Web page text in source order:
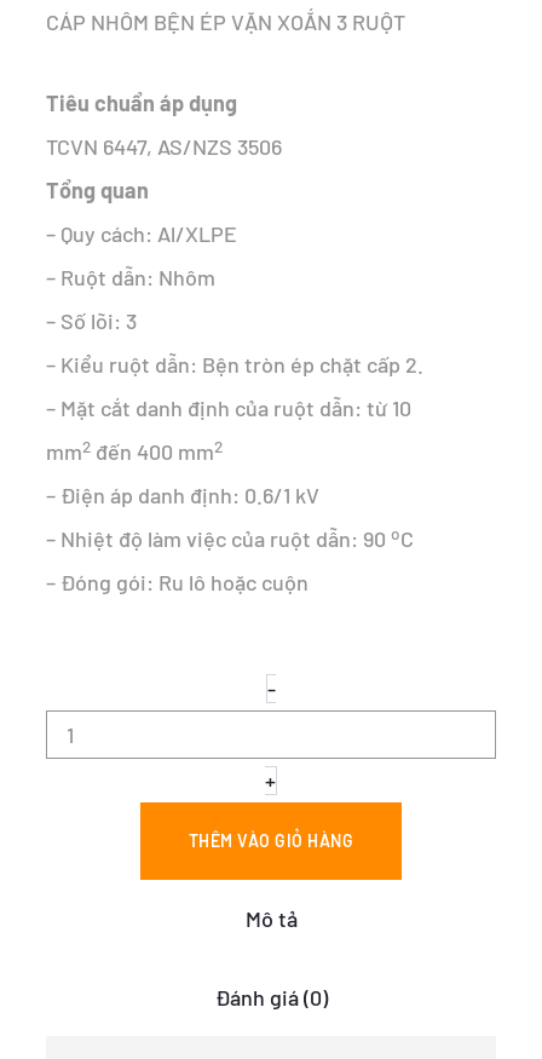
90.627 ₫.là:
CÁP NHÔM BỆN ÉP VẶN XOẮN 3 RUỘT
Tiêu chuẩn áp dụng
TCVN 6447, AS/NZS 3506
Tổng quan
– Quy cách: Al/XLPE
– Ruột dẫn: Nhôm
– Số lõi: 3
– Kiểu ruột dẫn: Bện tròn ép chặt cấp 2.
– Mặt cắt danh định của ruột dẫn: từ 10
mm2 đến 400 mm2
– Điện áp danh định: 0.6/1 kV
– Nhiệt độ làm việc của ruột dẫn: 90 oC
– Đóng gói: Ru lô hoặc cuộn
-CÁP
NHÔM
3
RUỘT
ABC
lượng
+
THÊM VÀO GIỎ HÀNG
Mô tả
Đánh giá (0)